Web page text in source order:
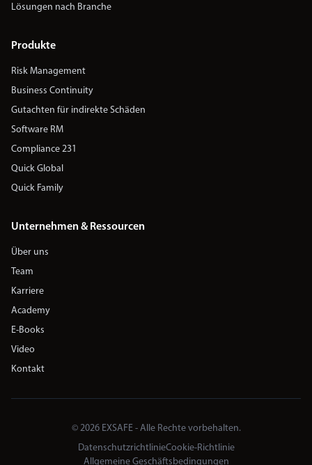
Lösungen nach Branche
Produkte
Risk Management
Business Continuity
Gutachten für indirekte Schäden
Software RM
Compliance 231
Quick Global
Quick Family
Unternehmen & Ressourcen
Über uns
Team
Karriere
Academy
E-Books
Video
Kontakt
© 2026 EXSAFE - Alle Rechte vorbehalten.
DatenschutzrichtlinieCookie-Richtlinie
Allgemeine Geschäftsbedingungen